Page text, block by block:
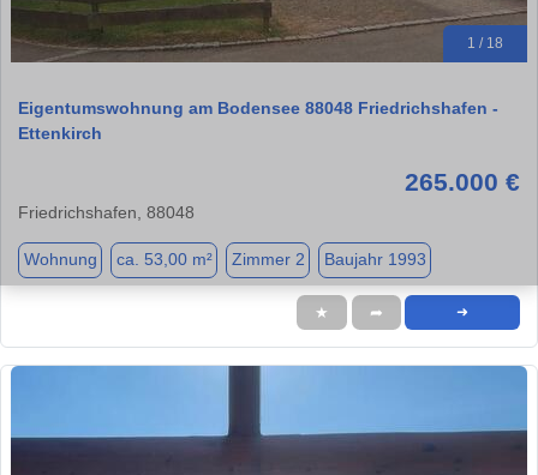
1 / 18
Eigentumswohnung am Bodensee 88048 Friedrichshafen -
Ettenkirch
265.000 €
Friedrichshafen, 88048
Wohnung ca. 53,00 m² Zimmer 2 Baujahr 1993
★ ➦ ➜